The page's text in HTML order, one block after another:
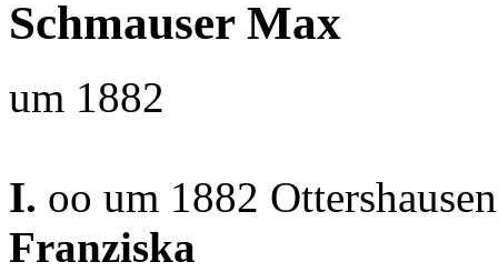
Schmauser Max
um 1882
I. oo um 1882
Franziska